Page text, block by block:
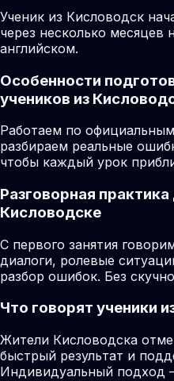
Ученик из Кисловодск
через несколько месяцев
английском.
Особенности
учеников из
Работаем по
разбираем реальные
чтобы каждый урок
Разговорная
Кисловодске
С первого занятия
диалоги, ролевые
разбор ошибок. Без
Что говорят ученики
Жители Кисловодска
быстрый результат и
Индивидуальный подход